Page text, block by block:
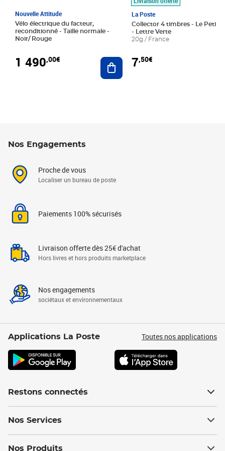
Nouvelle Attitude
Vélo électrique du facteur,
reconditionné - Taille normale -
Noir/ Rouge
1 490,00€ Ajouter au panier
La Poste
Collector 4 timbres - Le Petit
- Lettre Verte
20g / France
7,50€
Nos Engagements
Proche de vous
Localiser un bureau de poste
Paiements 100% sécurisés
Livraison offerte dès 25€ d'achat
Hors livres et hors produits marketplace
Nos engagements
sociétaux et environnementaux
Applications La Poste Toutes nos applications
Restons connectés
Nos Services
Nos Produits